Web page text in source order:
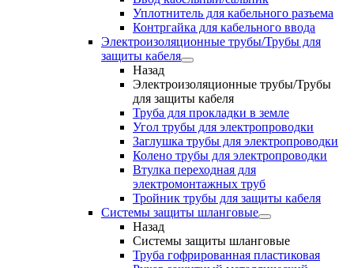
Уплотнитель для кабельного разъема
Контргайка для кабельного ввода
Электроизоляционные трубы/Трубы для
защиты кабеля
Назад
Электроизоляционные трубы/Трубы
для защиты кабеля
Труба для прокладки в земле
Угол трубы для электропроводки
Заглушка трубы для электропроводки
Колено трубы для электропроводки
Втулка переходная для
электромонтажных труб
Тройник трубы для защиты кабеля
Системы защиты шланговые
Назад
Системы защиты шланговые
Труба гофрированная пластиковая